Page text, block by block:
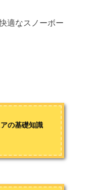
適なスノーボー
の基礎知識